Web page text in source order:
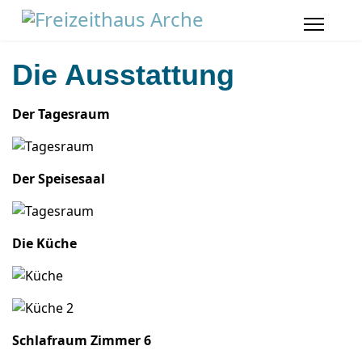
Die Ausstattung
Der Tagesraum
Der Speisesaal
Die Küche
Schlafraum Zimmer 6